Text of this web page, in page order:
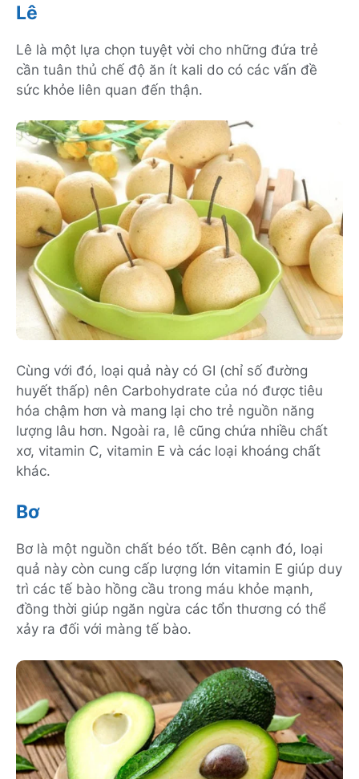
Lê
Lê là một lựa chọn tuyệt vời cho những đứa trẻ
cần tuân thủ chế độ ăn ít kali do có các vấn đề
sức khỏe liên quan đến thận.
Cùng với đó, loại quả này có GI (chỉ số đường
huyết thấp) nên Carbohydrate của nó được tiêu
hóa chậm hơn và mang lại cho trẻ nguồn năng
lượng lâu hơn. Ngoài ra, lê cũng chứa nhiều chất
xơ, vitamin C, vitamin E và các loại khoáng chất
khác.
Bơ
Bơ là một nguồn chất béo tốt. Bên cạnh đó, loại
quả này còn cung cấp lượng lớn vitamin E giúp duy
trì các tế bào hồng cầu trong máu khỏe mạnh,
đồng thời giúp ngăn ngừa các tổn thương có thể
xảy ra đối với màng tế bào.